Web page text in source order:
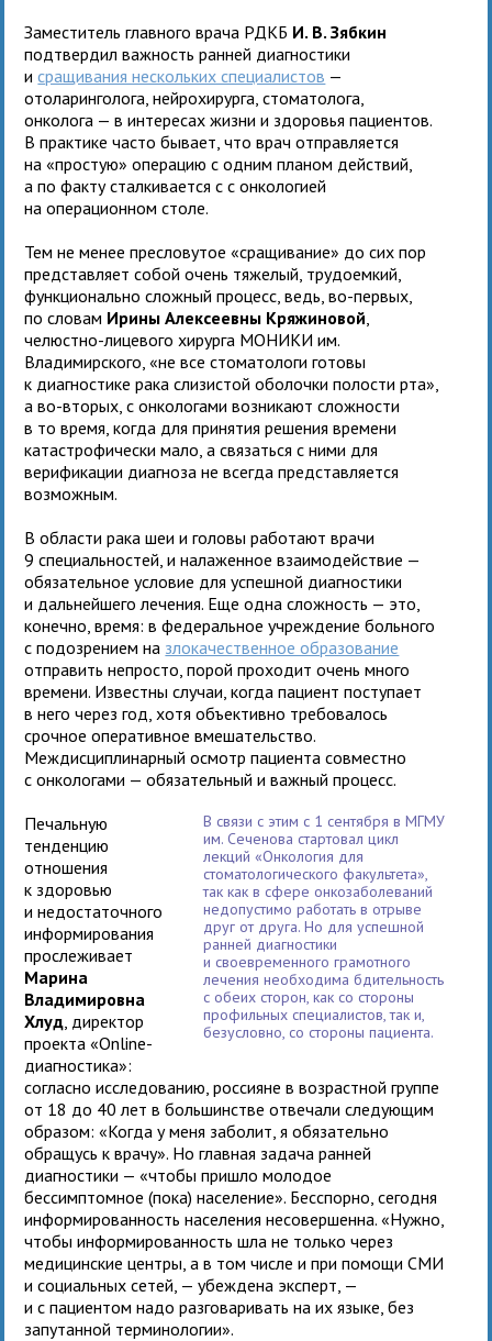
Заместитель главного врача РДКБ И. В. Зябкин
подтвердил важность ранней диагностики
исращивания нескольких специалистов —
отоларинголога, нейрохирурга, стоматолога,
онколога — в интересах жизни и здоровья пациентов.
В практике часто бывает, что врач отправляется
на «простую» операцию с одним планом действий,
а по факту сталкивается с с онкологией
на операционном столе.
Тем не менее пресловутое «сращивание» до сих пор
представляет собой очень тяжелый, трудоемкий,
функционально сложный процесс, ведь, во-первых,
по словам Ирины Алексеевны Кряжиновой
челюстно-лицевого хирурга МОНИКИ им.
Владимирского, «не все стоматологи готовы
к диагностике рака слизистой оболочки полости рта»,
а во-вторых, с онкологами возникают сложности
в то время, когда для принятия решения времени
катастрофически мало, а связаться с ними для
верификации диагноза не всегда представляется
возможным.
В области рака шеи и головы работают врачи
9 специальностей, и налаженное взаимодействие —
обязательное условие для успешной диагностики
и дальнейшего лечения. Еще одна сложность — это,
конечно, время: в федеральное учреждение больного
с подозрением на злокачественное образование
отправить непросто, порой проходит очень много
времени. Известны случаи, когда пациент поступает
в него через год, хотя объективно требовалось
срочное оперативное вмешательство.
Междисциплинарный осмотр пациента совместно
с онкологами — обязательный и важный процесс.
В связи с этим с 1 сентября в МГМУ
им. Сеченова стартовал цикл
лекций «Онкология для
стоматологического факультета»,
так как в сфере онкозаболеваний
недопустимо работать в отрыве
друг от друга. Но для успешной
ранней диагностики
и своевременного грамотного
лечения необходима бдительность
с обеих сторон, как со стороны
профильных специалистов, так и,
безусловно, со стороны пациента.
Печальную
тенденцию
отношения
к здоровью
и недостаточного
информирования
прослеживает
Марина
Владимировна
Хлуд , директор
проекта «Online-
диагностика»:
согласно исследованию, россияне в возрастной группе
от 18 до 40 лет в большинстве отвечали следующим
образом: «Когда у меня заболит, я обязательно
обращусь к врачу». Но главная задача ранней
диагностики — «чтобы пришло молодое
бессимптомное (пока) население». Бесспорно, сегодня
информированность населения несовершенна. «Нужно,
чтобы информированность шла не только через
медицинские центры, а в том числе и при помощи СМИ
и социальных сетей, — убеждена эксперт, —
и с пациентом надо разговаривать на их языке, без
запутанной терминологии».